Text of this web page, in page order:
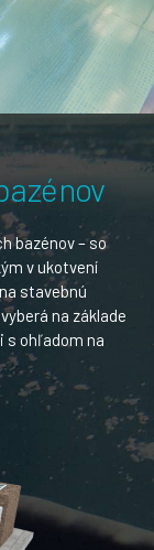
bazénov – so
v ukotvení
stavebnú
na základe
s ohľadom na